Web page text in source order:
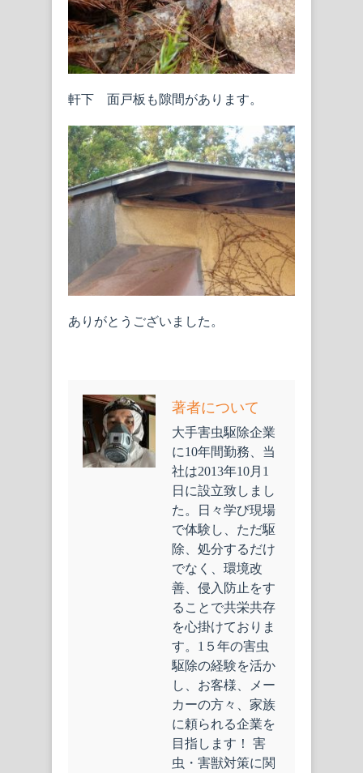
軒下 面戸板も隙間があります。
ありがとうございました。
著者について
大手害虫駆除企業
に10年間勤務、当
社は2013年10月1
日に設立致しまし
た。日々学び現場
で体験し、ただ駆
除、処分するだけ
でなく、環境改
善、侵入防止をす
ることで共栄共存
を心掛けておりま
す。1５年の害虫
駆除の経験を活か
し、お客様、メー
カーの方々、家族
に頼られる企業を
目指します！ 害
虫・害獣対策に関